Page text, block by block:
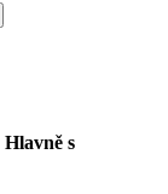
Hlavně s